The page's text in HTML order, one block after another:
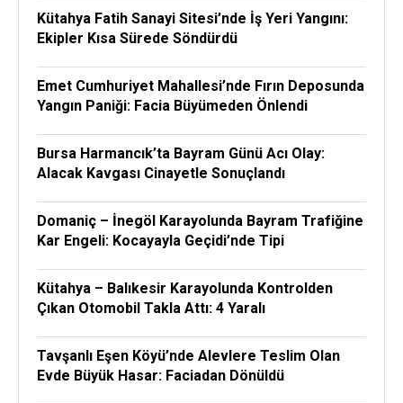
Kütahya Fatih Sanayi Sitesi’nde İş Yeri Yangını:
Ekipler Kısa Sürede Söndürdü
Emet Cumhuriyet Mahallesi’nde Fırın Deposunda
Yangın Paniği: Facia Büyümeden Önlendi
Bursa Harmancık’ta Bayram Günü Acı Olay:
Alacak Kavgası Cinayetle Sonuçlandı
Domaniç – İnegöl Karayolunda Bayram Trafiğine
Kar Engeli: Kocayayla Geçidi’nde Tipi
Kütahya – Balıkesir Karayolunda Kontrolden
Çıkan Otomobil Takla Attı: 4 Yaralı
Tavşanlı Eşen Köyü’nde Alevlere Teslim Olan
Evde Büyük Hasar: Faciadan Dönüldü